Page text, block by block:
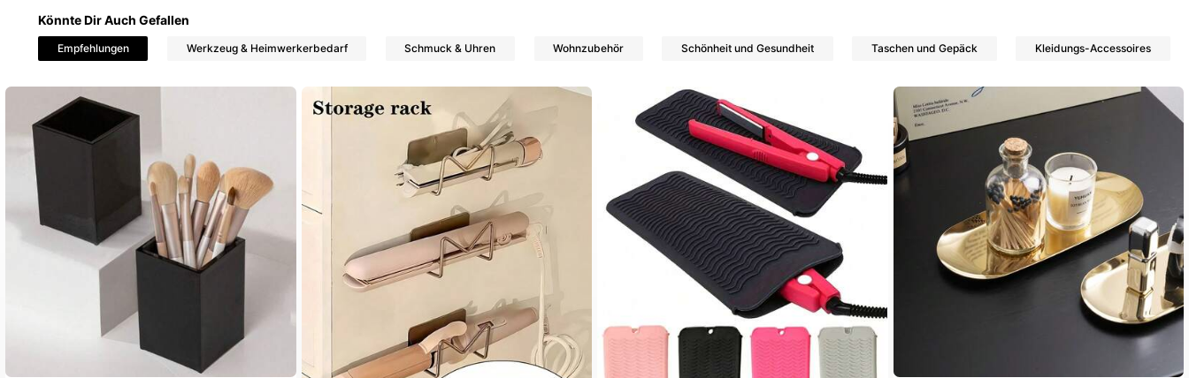
32 Follower
4,21
Könnte Dir Auch Gefallen
Empfehlungen Werkzeug & Heimwerkerbedarf Schmuck & Uhren Wohnzubehör Schönheit und Gesundheit Taschen und Gepäck Kleidungs-Accessoires